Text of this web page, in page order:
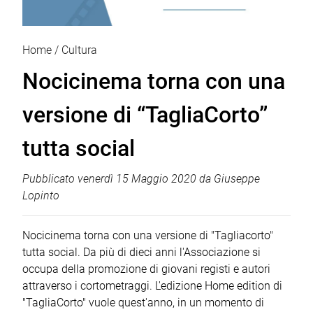
Home Cultura
Nocicinema torna con una
versione di “TagliaCorto”
tutta social
Pubblicato venerdì 15 Maggio 2020 da Giuseppe
Lopinto
Nocicinema torna con una versione di "Tagliacorto"
tutta social. Da più di dieci anni l'Associazione si
occupa della promozione di giovani registi e autori
attraverso i cortometraggi. L'edizione Home edition di
"TagliaCorto" vuole quest'anno, in un momento di